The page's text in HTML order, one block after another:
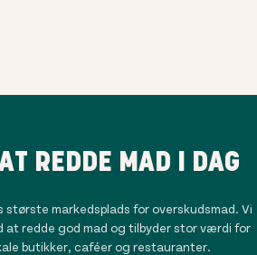
REDDE MAD I DAG
største markedsplads for overskudsmad. Vi
at redde god mad og tilbyder stor værdi for
butikker, caféer og restauranter.